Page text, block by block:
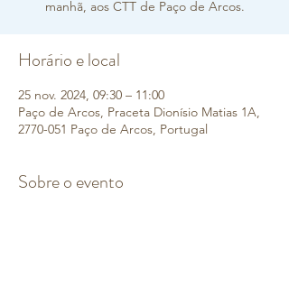
manhã, aos CTT de Paço de Arcos.
Horário e local
25 nov. 2024, 09:30 – 11:00
Paço de Arcos, Praceta Dionísio Matias 1A,
2770-051 Paço de Arcos, Portugal
Sobre o evento